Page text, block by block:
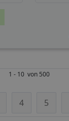
1 - 10 von 500
4 5